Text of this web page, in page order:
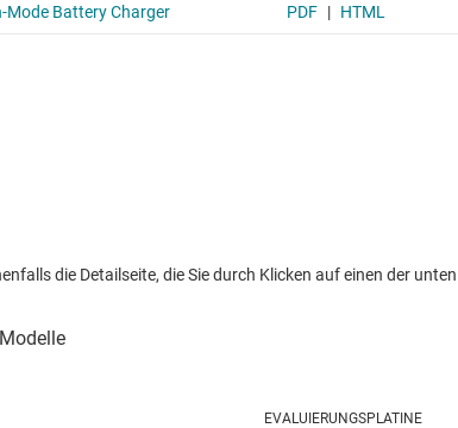
die Detailseite, die Sie durch Klicken auf einen der
EVALUIERUNGSPLATINE